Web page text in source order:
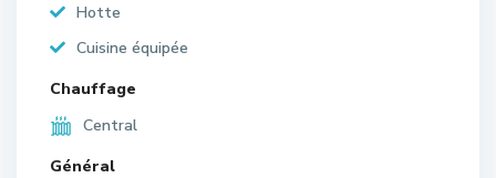
Hotte
Cuisine équipée
Chauffage
Central
Général